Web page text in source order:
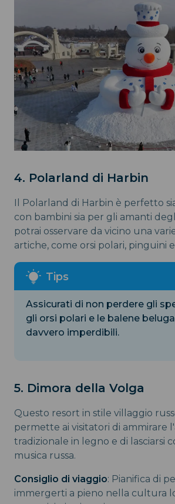
4. Polarland di Harbin
Il Polarland di Harbin è perfetto
con bambini sia per gli amanti
potrai osservare da vicino una
artiche, come orsi polari, pinguini
Assicurati di non perdere gli
gli orsi polari e le balene
davvero imperdibili.
5. Dimora della Volga
Questo resort in stile villaggio
permette ai visitatori di ammirare
tradizionale in legno e di lasciarsi
musica russa.
Consiglio di viaggio: Pianifica di
immergerti a pieno nella cultura